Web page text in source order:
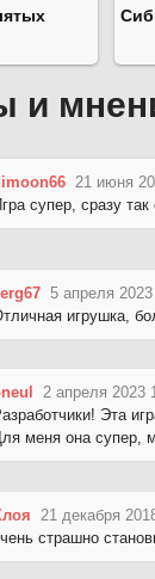
и
21 июня
супер, сразу
5 апреля
игрушка,
2 апреля 2023
Эта
меня она супер,
21 декабря
страшно